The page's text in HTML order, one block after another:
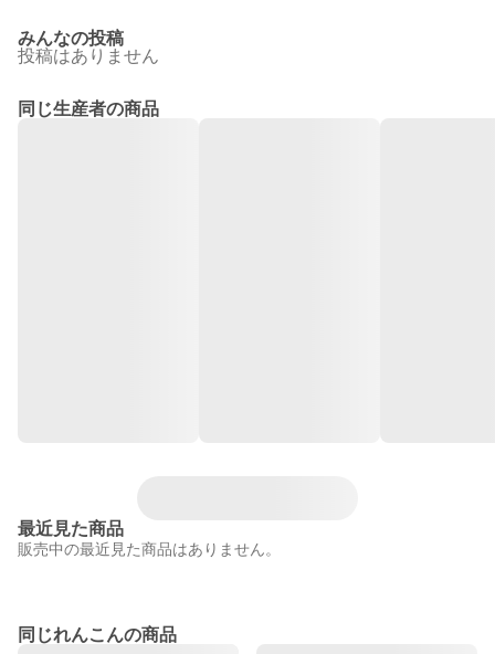
みんなの投稿
投稿はありません
同じ生産者の商品
最近見た商品
販売中の最近見た商品はありません。
同じれんこんの商品